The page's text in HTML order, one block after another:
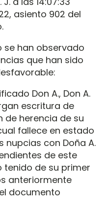
asiento 902 del
han observado
que han sido
Don A., Don A.
escritura de
de herencia de su
fallece en estado
nupcias con Doña A.
de este
tenido de su primer
anteriormente
documento